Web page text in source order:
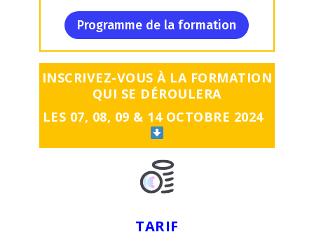
Programme de la formation
INSCRIVEZ-VOUS À LA FORMATION
QUI SE DÉROULERA
LES 07, 08, 09 & 14 OCTOBRE 2024
TARIF